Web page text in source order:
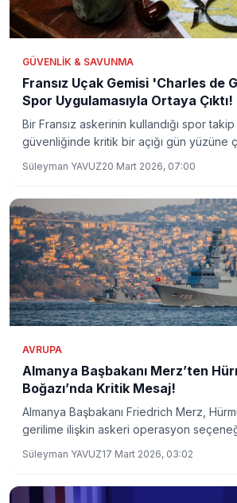
GÜVENLIK & SAVUNMA
Fransız Uçak Gemisi 'Charles de
Spor Uygulamasıyla Ortaya Çıktı!
Bir Fransız askerinin kullandığı spor
güvenliğinde kritik bir açığı gün yüzüne
İran'a doğru ilerlerken Kıbrıs'ın kuzeyi ve
Süleyman YAVUZ20 Mart 2026, 07:00
AVRUPA
Almanya Başbakanı Merz’ten
Boğazı’nda Kritik Mesaj!
Almanya Başbakanı Friedrich Merz,
gerilime ilişkin askeri operasyon
yolu güvenliği için diplomatik ve
Süleyman YAVUZ17 Mart 2026, 03:02